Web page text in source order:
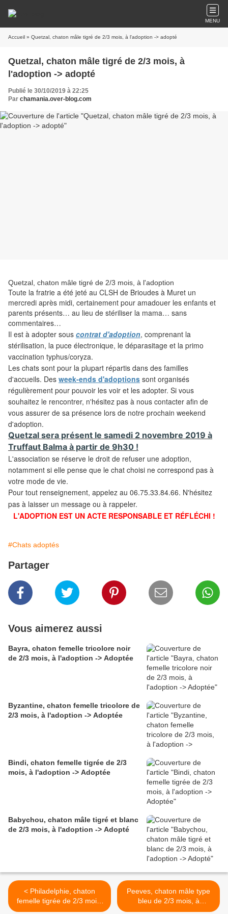
MENU
Accueil » Quetzal, chaton mâle tigré de 2/3 mois, à l'adoption -> adopté
Quetzal, chaton mâle tigré de 2/3 mois, à
l'adoption -> adopté
Publié le 30/10/2019 à 22:25
Par chamania.over-blog.com
Quetzal, chaton mâle tigré de 2/3 mois, à l'adoption
Toute la fratrie a été jeté au CLSH de Brioudes à Muret un
mercredi après midi, certainement pour amadouer les enfants et
parents présents… au lieu de stériliser la mama… sans
commentaires…
Il est à adopter sous contrat d'adoption, comprenant la
stérilisation, la puce électronique, le déparasitage et la primo
vaccination typhus/coryza.
Les chats sont pour la plupart répartis dans des familles
d'accueils. Des week-ends d'adoptions sont organisés
régulièrement pour pouvoir les voir et les adopter. Si vous
souhaitez le rencontrer, n'hésitez pas à nous contacter afin de
vous assurer de sa présence lors de notre prochain weekend
d'adoption.
Quetzal sera présent le samedi 2 novembre 2019 à
Truffaut Balma à partir de 9h30 !
L'association se réserve le droit de refuser une adoption,
notamment si elle pense que le chat choisi ne correspond pas à
votre mode de vie.
Pour tout renseignement, appelez au 06.75.33.84.66. N'hésitez
pas à laisser un message ou à rappeler.
L'ADOPTION EST UN ACTE RESPONSABLE ET RÉFLÉCHI !
#Chats adoptés
Partager
Vous aimerez aussi
Bayra, chaton femelle tricolore noir
de 2/3 mois, à l'adoption -> Adoptée
Byzantine, chaton femelle tricolore de
2/3 mois, à l'adoption -> Adoptée
Bindi, chaton femelle tigrée de 2/3
mois, à l'adoption -> Adoptée
Babychou, chaton mâle tigré et blanc
de 2/3 mois, à l'adoption -> Adopté
< Philadelphie, chaton
femelle tigrée de 2/3 mois,
à l'adoption -> adoptée
Peeves, chaton mâle type
bleu de 2/3 mois, à
l'adoption -> adopté >